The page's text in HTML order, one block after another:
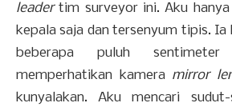
leadertim surveyor ini. Aku
kepala saja dan tersenyum tipis. Ia
beberapa puluh
memperhatikan kamera mirror
kunyalakan. Aku mencari